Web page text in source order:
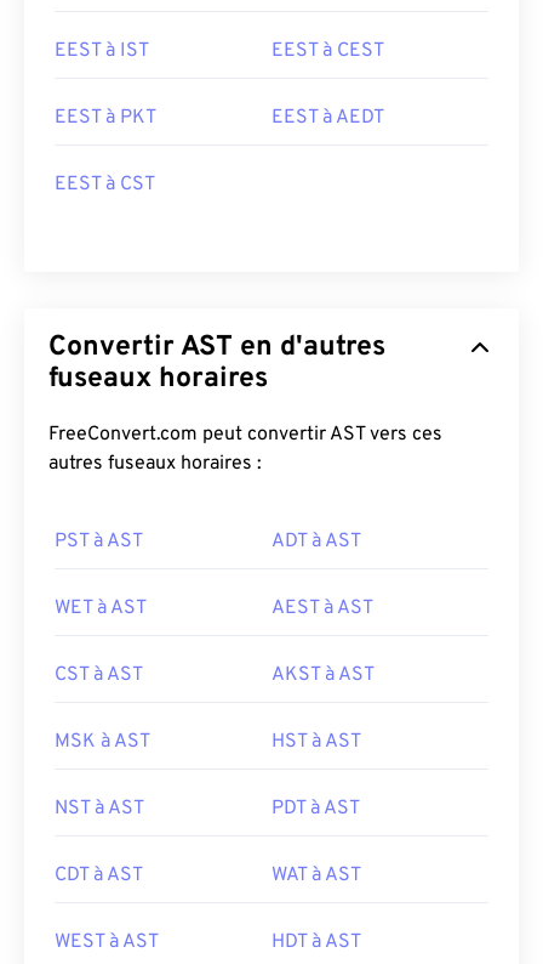
EEST à IST EEST à CEST
EEST à PKT EEST à AEDT
EEST à CST
Convertir AST en d'autres
fuseaux horaires
FreeConvert.com peut convertir AST vers ces
autres fuseaux horaires :
PST à AST ADT à AST
WET à AST AEST à AST
CST à AST AKST à AST
MSK à AST HST à AST
NST à AST PDT à AST
CDT à AST WAT à AST
WEST à AST HDT à AST